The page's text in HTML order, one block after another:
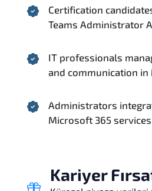
Certification
Teams Administrator
IT professionals
and communication
Administrators
Microsoft 365 services
Kariyer